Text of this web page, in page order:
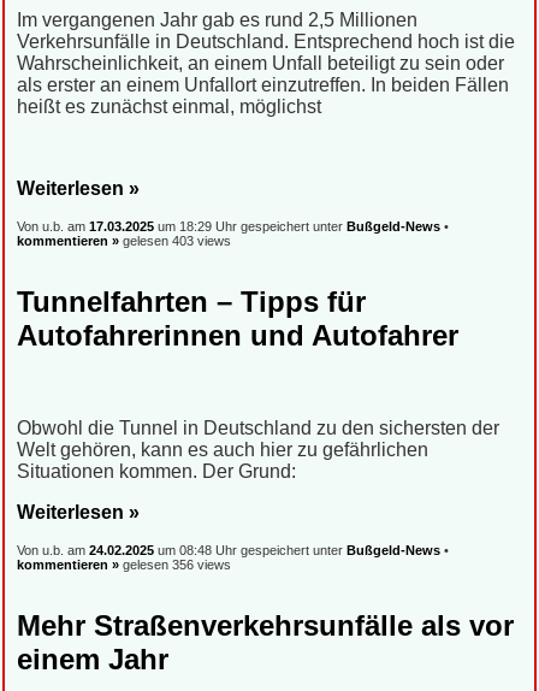
Im vergangenen Jahr gab es rund 2,5 Millionen
Verkehrsunfälle in Deutschland. Entsprechend hoch ist die
Wahrscheinlichkeit, an einem Unfall beteiligt zu sein oder
als erster an einem Unfallort einzutreffen. In beiden Fällen
heißt es zunächst einmal, möglichst
Weiterlesen »
Von u.b. am 17.03.2025 um 18:29 Uhr gespeichert unter Bußgeld-News •
kommentieren » gelesen 403 views
Tunnelfahrten – Tipps für
Autofahrerinnen und Autofahrer
Obwohl die Tunnel in Deutschland zu den sichersten der
Welt gehören, kann es auch hier zu gefährlichen
Situationen kommen. Der Grund:
Weiterlesen »
Von u.b. am 24.02.2025 um 08:48 Uhr gespeichert unter Bußgeld-News •
kommentieren » gelesen 356 views
Mehr Straßenverkehrsunfälle als vor
einem Jahr